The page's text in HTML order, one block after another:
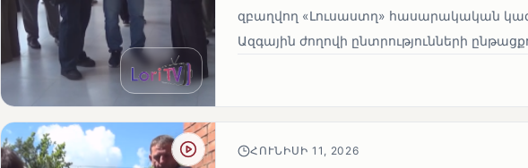
զբաղվող «Լուսաստղ» հասարակական
Ազգային ժողովի ընտրությունների
ՀՈՒՆԻՍԻ 11, 2026